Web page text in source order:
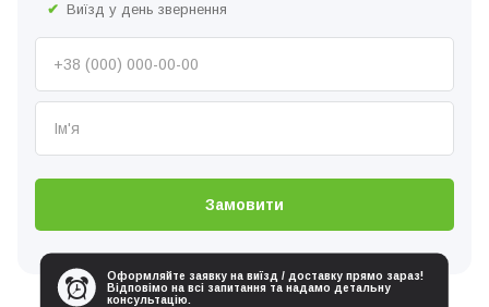
Виїзд у день звернення
Замовити
Оформляйте заявку на виїзд / доставку прямо зараз!
Відповімо на всі запитання та надамо детальну
консультацію.